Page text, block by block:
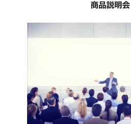
商品説明会